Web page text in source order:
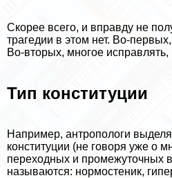
Скорее всего, и вправду не
трагедии в этом нет. Во-
Во-вторых, многое
Тип конституции
Например, антропологи
конституции (не говоря уже о
переходных и промежуточных
называются: нормостеник,